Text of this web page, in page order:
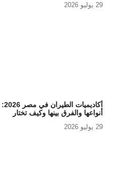
29 يوليو 2026
أكاديميات الطيران في مصر 2026:
أنواعها والفرق بينها وكيف تختار
29 يوليو 2026